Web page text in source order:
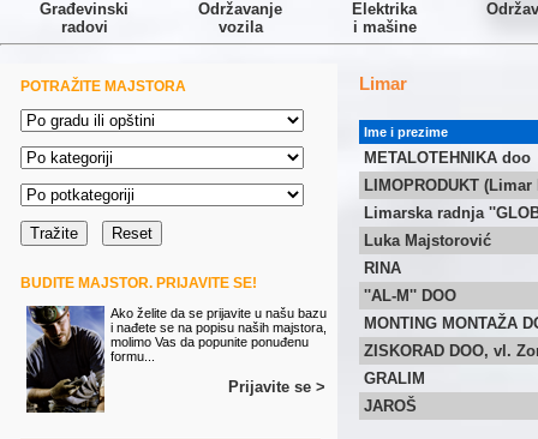
Građevinski
radovi
Održavanje
vozila
Elektrika
i mašine
POTRAŽITE MAJSTORA
BUDITE MAJSTOR. PRIJAVITE SE!
Ako želite da se prijavite u našu bazu
i nađete se na popisu naših majstora,
molimo Vas da popunite ponuđenu
formu...
Prijavite se >
Limar
Ime i prezime
METALOTEHNIKA doo
LIMOPRODUKT (Limar
Limarska radnja
Luka Majstorović
RINA
''AL-M'' DOO
MONTING MONTAŽA
ZISKORAD DOO, vl.
GRALIM
JAROŠ